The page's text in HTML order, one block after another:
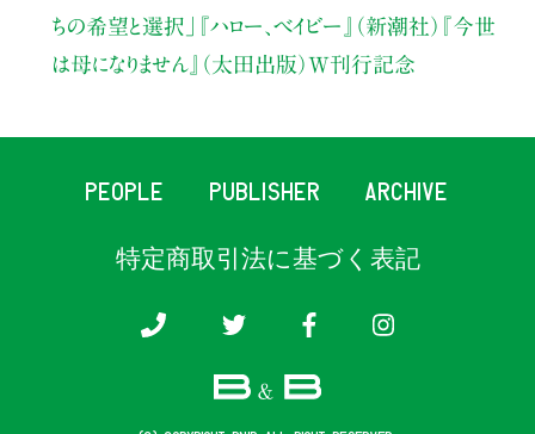
ちの希望と選択」
『ハロー、ベイビー』（新潮社） 『今世
は母になりません』（太田出版）W刊行記念
PEOPLE PUBLISHER ARCHIVE
特定商取引法に基づく表記